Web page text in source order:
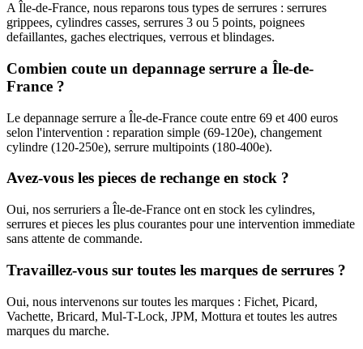
A Île-de-France, nous reparons tous types de serrures : serrures
grippees, cylindres casses, serrures 3 ou 5 points, poignees
defaillantes, gaches electriques, verrous et blindages.
Combien coute un depannage serrure a Île-de-
France ?
Le depannage serrure a Île-de-France coute entre 69 et 400 euros
selon l'intervention : reparation simple (69-120e), changement
cylindre (120-250e), serrure multipoints (180-400e).
Avez-vous les pieces de rechange en stock ?
Oui, nos serruriers a Île-de-France ont en stock les cylindres,
serrures et pieces les plus courantes pour une intervention immediate
sans attente de commande.
Travaillez-vous sur toutes les marques de serrures ?
Oui, nous intervenons sur toutes les marques : Fichet, Picard,
Vachette, Bricard, Mul-T-Lock, JPM, Mottura et toutes les autres
marques du marche.